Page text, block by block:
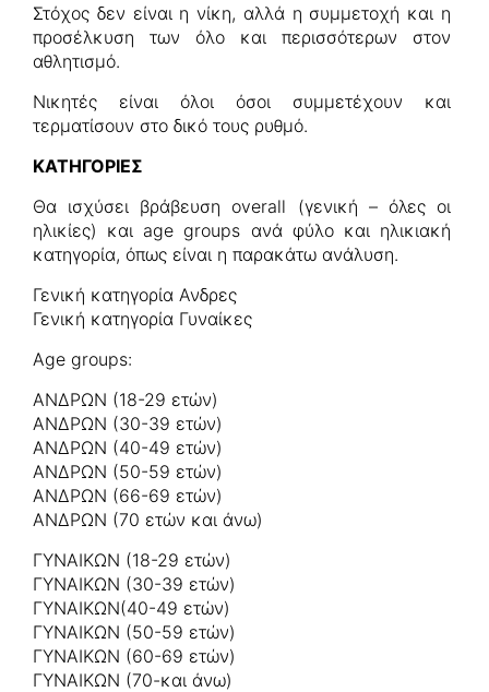
Στόχος δεν είναι η νίκη, αλλά η συμμετοχή και η
προσέλκυση των όλο και περισσότερων στον
αθλητισμό.
Νικητές είναι όλοι όσοι συμμετέχουν και
τερματίσουν στο δικό τους ρυθμό.
ΚΑΤΗΓΟΡΙΕΣ
Θα ισχύσει βράβευση overall (γενική – όλες οι
ηλικίες) και age groups ανά φύλο και ηλικιακή
κατηγορία, όπως είναι η παρακάτω ανάλυση.
Γενική κατηγορία Ανδρες
Γενική κατηγορία Γυναίκες
Αge groups:
ΑΝΔΡΩΝ (18-29 ετών)
ΑΝΔΡΩΝ (30-39 ετών)
ΑΝΔΡΩΝ (40-49 ετών)
ΑΝΔΡΩΝ (50-59 ετών)
ΑΝΔΡΩΝ (66-69 ετών)
ΑΝΔΡΩΝ (70 ετών και άνω)
ΓΥΝΑΙΚΩΝ (18-29 ετών)
ΓΥΝΑΙΚΩΝ (30-39 ετών)
ΓΥΝΑΙΚΩΝ(40-49 ετών)
ΓΥΝΑΙΚΩΝ (50-59 ετών)
ΓΥΝΑΙΚΩΝ (60-69 ετών)
ΓΥΝΑΙΚΩΝ (70-και άνω)